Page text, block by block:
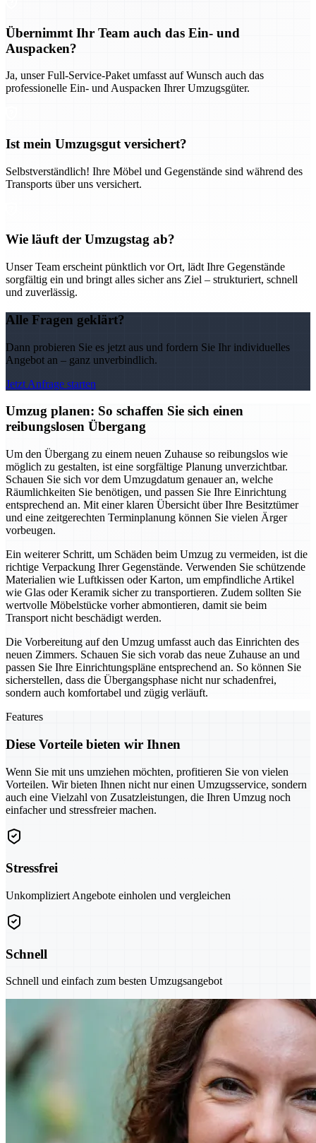
Übernimmt Ihr Team auch das Ein- und
Auspacken?
Ja, unser Full-Service-Paket umfasst auf Wunsch auch das
professionelle Ein- und Auspacken Ihrer Umzugsgüter.
Ist mein Umzugsgut versichert?
Selbstverständlich! Ihre Möbel und Gegenstände sind während des
Transports über uns versichert.
Wie läuft der Umzugstag ab?
Unser Team erscheint pünktlich vor Ort, lädt Ihre Gegenstände
sorgfältig ein und bringt alles sicher ans Ziel – strukturiert, schnell
und zuverlässig.
Alle Fragen geklärt?
Dann probieren Sie es jetzt aus und fordern Sie Ihr individuelles
Angebot an – ganz unverbindlich.
Jetzt Anfrage starten
Umzug planen: So schaffen Sie sich einen
reibungslosen Übergang
Um den Übergang zu einem neuen Zuhause so reibungslos wie
möglich zu gestalten, ist eine sorgfältige Planung unverzichtbar.
Schauen Sie sich vor dem Umzugdatum genauer an, welche
Räumlichkeiten Sie benötigen, und passen Sie Ihre Einrichtung
entsprechend an. Mit einer klaren Übersicht über Ihre Besitztümer
und eine zeitgerechten Terminplanung können Sie vielen Ärger
vorbeugen.
Ein weiterer Schritt, um Schäden beim Umzug zu vermeiden, ist die
richtige Verpackung Ihrer Gegenstände. Verwenden Sie schützende
Materialien wie Luftkissen oder Karton, um empfindliche Artikel
wie Glas oder Keramik sicher zu transportieren. Zudem sollten Sie
wertvolle Möbelstücke vorher abmontieren, damit sie beim
Transport nicht beschädigt werden.
Die Vorbereitung auf den Umzug umfasst auch das Einrichten des
neuen Zimmers. Schauen Sie sich vorab das neue Zuhause an und
passen Sie Ihre Einrichtungspläne entsprechend an. So können Sie
sicherstellen, dass die Übergangsphase nicht nur schadenfrei,
sondern auch komfortabel und zügig verläuft.
Features
Diese Vorteile bieten wir Ihnen
Wenn Sie mit uns umziehen möchten, profitieren Sie von vielen
Vorteilen. Wir bieten Ihnen nicht nur einen Umzugsservice, sondern
auch eine Vielzahl von Zusatzleistungen, die Ihren Umzug noch
einfacher und stressfreier machen.
Stressfrei
Unkompliziert Angebote einholen und vergleichen
Schnell
Schnell und einfach zum besten Umzugsangebot